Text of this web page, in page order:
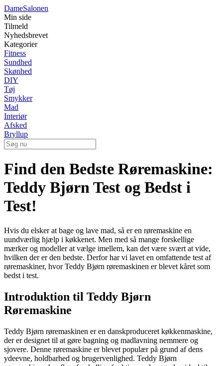
DameSalonen
Min side
Tilmeld
Nyhedsbrevet
Kategorier
Fitness
Sundhed
Skønhed
DIY
Tøj
Smykker
Mad
Interiør
Afsked
Bryllup
Find den Bedste Røremaskine:
Teddy Bjørn Test og Bedst i
Test!
Hvis du elsker at bage og lave mad, så er en røremaskine en
uundværlig hjælp i køkkenet. Men med så mange forskellige
mærker og modeller at vælge imellem, kan det være svært at vide,
hvilken der er den bedste. Derfor har vi lavet en omfattende test af
røremaskiner, hvor Teddy Bjørn røremaskinen er blevet kåret som
bedst i test.
Introduktion til Teddy Bjørn
Røremaskine
Teddy Bjørn røremaskinen er en danskproduceret køkkenmaskine,
der er designet til at gøre bagning og madlavning nemmere og
sjovere. Denne røremaskine er blevet populær på grund af dens
ydeevne, holdbarhed og brugervenlighed. Teddy Bjørn